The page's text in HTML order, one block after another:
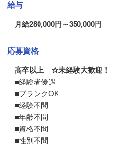
給与
月給280,000円～350,000円
応募資格
高卒以上 ☆未経験大歓迎！
■経験者優遇
■ブランクOK
■経験不問
■年齢不問
■資格不問
■性別不問